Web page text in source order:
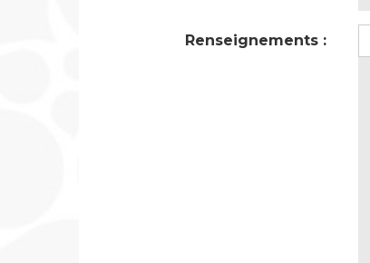
Renseignements :